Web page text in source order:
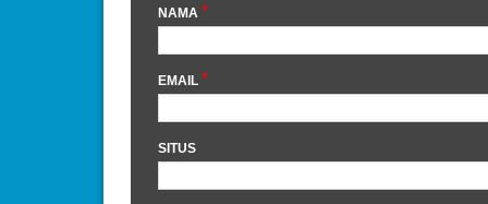
NAMA *
EMAIL *
SITUS